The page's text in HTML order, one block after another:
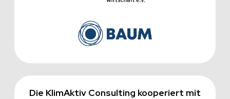
Die KlimAktiv Consulting kooperiert mit